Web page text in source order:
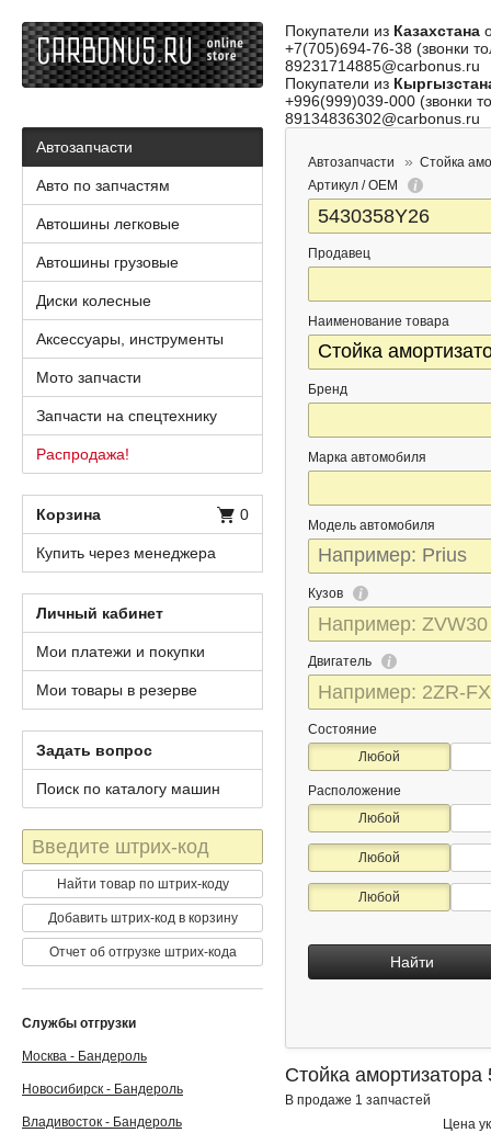
Покупатели из Казахстана
+7(705)694-76-38 (звонки
89231714885@carbonus.ru
Покупатели из
+996(999)039-000 (звонки
89134836302@carbonus.ru
Автозапчасти
Стойка
Артикул / OEM
Продавец
Наименование товара
Бренд
Марка автомобиля
Модель автомобиля
Кузов
Двигатель
Состояние
Любой
Расположение
Любой
Любой
Любой
Найти
Стойка амортизатора
В продаже 1 запчастей
Цена
Автозапчасти
Авто по запчастям
Автошины легковые
Автошины грузовые
Диски колесные
Аксессуары, инструменты
Мото запчасти
Запчасти на спецтехнику
Распродажа!
Корзина 0
Купить через менеджера
Личный кабинет
Мои платежи и покупки
Мои товары в резерве
Задать вопрос
Поиск по каталогу машин
Штрих-
код
Найти товар по штрих-коду
Добавить штрих-код в корзину
Отчет об отгрузке штрих-кода
Службы отгрузки
Москва - Бандероль
Новосибирск - Бандероль
Владивосток - Бандероль